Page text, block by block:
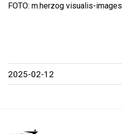
FOTO: m.herzog visualis-images
2025-02-12